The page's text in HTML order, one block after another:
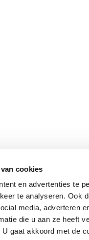
cookies
en advertenties te
te analyseren. Ook
media, adverteren
die u aan ze heeft
gaat akkoord met de